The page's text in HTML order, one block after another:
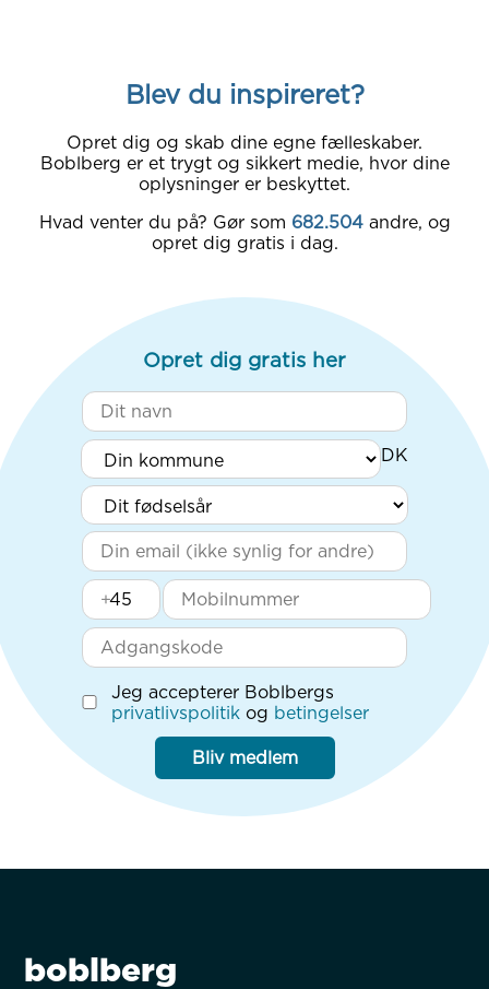
Blev du inspireret?
Opret dig og skab dine egne fælleskaber.
Boblberg er et trygt og sikkert medie, hvor dine
oplysninger er beskyttet.
Hvad venter du på? Gør som 682.504 andre, og
opret dig gratis i dag.
Opret dig gratis her
+
Jeg accepterer Boblbergs
privatlivspolitik og betingelser
Bliv medlem
boblberg